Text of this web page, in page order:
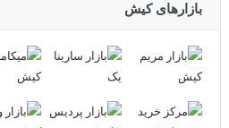
بازارهای کیش